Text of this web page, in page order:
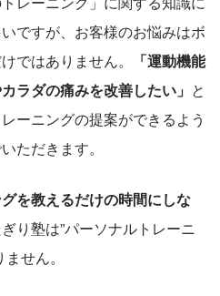
ですが、お客様のお悩みはボ
ではありません。
「運動機能
ラダの痛みを改善したい」 と
ーニングの提案ができるよう
ただきます。
グを教えるだけの時間にしな
り塾は”パーソナルトレーニ
せん。